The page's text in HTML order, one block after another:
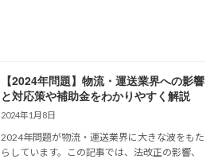
【2024年問題】物流・運送業界への影響
と対応策や補助金をわかりやすく解説
2024年1月8日
2024年問題が物流・運送業界に大きな波をもた
らしています。この記事では、法改正の影響、